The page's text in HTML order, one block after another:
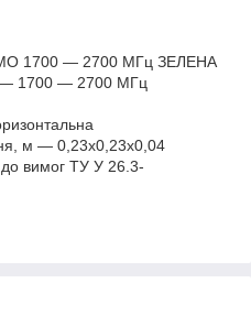
1700 — 2700 МГц ЗЕЛЕНА
— 1700 — 2700 МГц
м — 0,23х0,23х0,04
до вимог ТУ У 26.3-